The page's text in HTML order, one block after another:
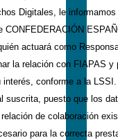
Digitales, le
CONFEDERACIÓN
actuará como
la relación con FIAPAS
conforme a la
suscrita, puesto que los
de colaboración
para la correcta